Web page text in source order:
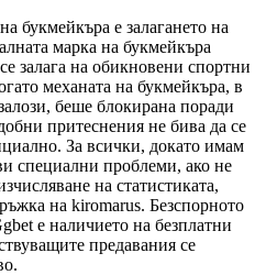
букмейкъра е залагането на
марка на букмейкъра
залага на обикновени спортни
механата на букмейкъра, в
беше блокирана поради
притеснения не бива да се
За всички, докато имам
специални проблеми, ако не
на статистиката,
на kiromarus. Безспорното
е наличието на безплатни
предавания се